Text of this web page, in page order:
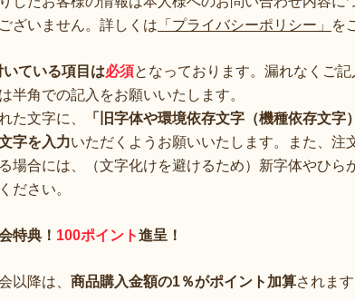
ざいません。詳しくは 「プライバシーポリシー」 を
いている項目は必須となっております。漏れなくご記
半角での記入をお願いいたします。
た文字に、
「旧字体や環境依存文字（機種依存文字
字を入力いただくようお願いいたします。また、
場合には、（文字化けを避けるため）新字体やひ
ださい。
特典！ 100ポイント進呈！
以降は、 商品購入金額の1％がポイント加算されま